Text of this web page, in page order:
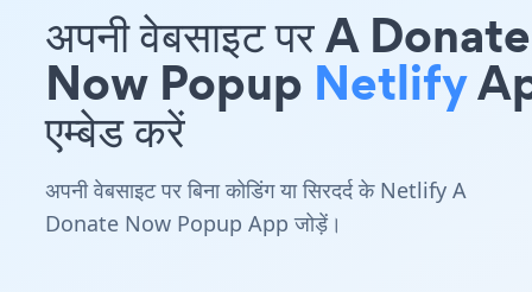
अपनी वेबसाइट पर A Donate
Now Popup Netlify
एम्बेड करें
अपनी वेबसाइट पर बिना कोडिंग या सिरदर्द के Netlify A
Donate Now Popup App जोड़ें।